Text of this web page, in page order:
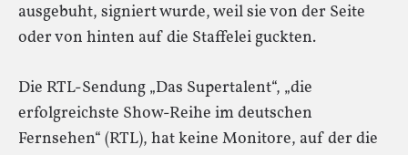
ausgebuht, signiert wurde, weil sie von der Seite
oder von hinten auf die Staffelei guckten.
Die RTL-Sendung „Das Supertalent“, „die
erfolgreichste Show-Reihe im deutschen
Fernsehen“ (RTL), hat keine Monitore, auf der die